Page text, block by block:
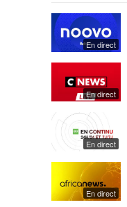
En direct
En direct
En direct
En direct